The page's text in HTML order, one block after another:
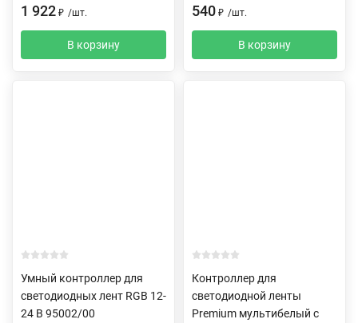
1 922 ₽ /шт.
В корзину
540 ₽ /шт.
В корзину
Умный контроллер для
светодиодных лент RGB 12-
24 В 95002/00
Контроллер для
светодиодной ленты
Premium мультибелый с